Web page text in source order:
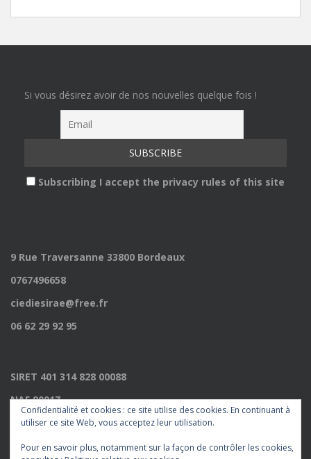
Si vous désirez avoir de nos nouvelles quelque fois !
Subscribing I accept the privacy rules of this site
9 Rue Traversanne 33800 Bordeaux
0767496658
ciediesirae@free.fr
06 62 29 92 95
SIRET 401 314 828 00088
NAF 9001Z
Licence 2022009235
Confidentialité et cookies : ce site utilise des cookies. En continuant à
utiliser ce site Web, vous acceptez leur utilisation.
Pour en savoir plus, notamment sur la façon de contrôler les cookies,